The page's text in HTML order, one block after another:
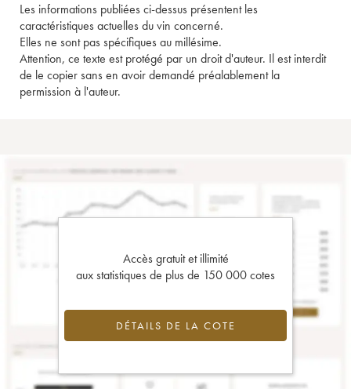
Les informations publiées ci-dessus présentent les
caractéristiques actuelles du vin concerné.
Elles ne sont pas spécifiques au millésime.
Attention, ce texte est protégé par un droit d'auteur. Il est interdit
de le copier sans en avoir demandé préalablement la
permission à l'auteur.
Accès gratuit et illimité
aux statistiques de plus de 150 000 cotes
DÉTAILS DE LA COTE